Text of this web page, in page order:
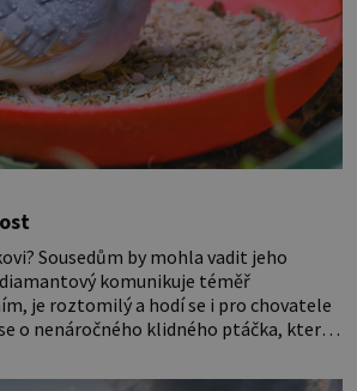
Sousedům by mohla vadit jeho
komunikuje téměř
je roztomilý a hodí se i pro chovatele
o nenáročného klidného ptáčka, který
domovinou je prakticky celá Austrálie s